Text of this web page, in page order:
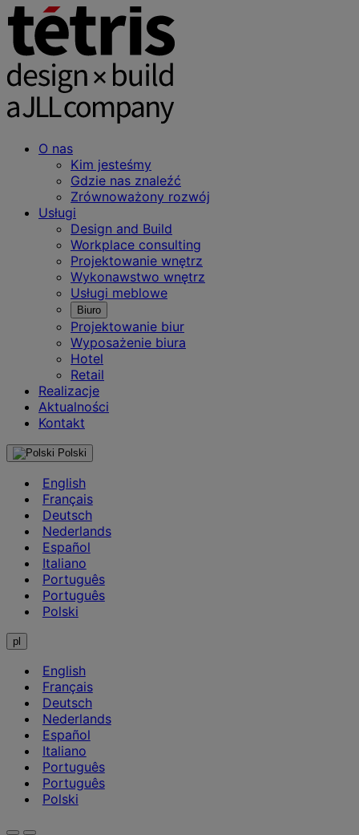
O nas
Kim jesteśmy
Gdzie nas znaleźć
Zrównoważony rozwój
Usługi
Design and Build
Workplace consulting
Projektowanie wnętrz
Wykonawstwo wnętrz
Usługi meblowe
Biuro
Projektowanie biur
Wyposażenie biura
Hotel
Retail
Realizacje
Aktualności
Kontakt
Polski
English
Français
Deutsch
Nederlands
Español
Italiano
Português
Português
Polski
pl
English
Français
Deutsch
Nederlands
Español
Italiano
Português
Português
Polski